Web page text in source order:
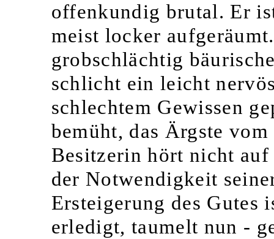
offenkundig brutal. Er
meist locker
grobschlächtig
schlicht ein leicht
schlechtem Gewissen
bemüht, das Ärgste
Besitzerin hört nicht
der Notwendigkeit
Ersteigerung des Gutes
erledigt, taumelt nun -